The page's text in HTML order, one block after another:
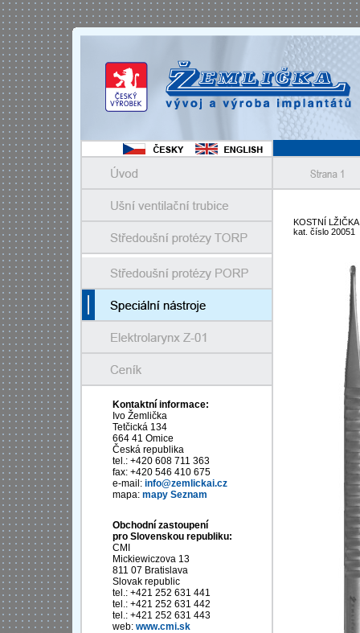
Kontaktní informace:
Ivo Žemlička
Tetčická 134
664 41 Omice
Česká republika
tel.: +420 608 711 363
fax: +420 546 410 675
e-mail: info@zemlickai.cz
mapa: mapy Seznam
Obchodní zastoupení
pro Slovenskou republiku:
CMI
Mickiewiczova 13
811 07 Bratislava
Slovak republic
tel.: +421 252 631 441
tel.: +421 252 631 442
tel.: +421 252 631 443
web: www.cmi.sk
KOSTNÍ LŽIČKA
kat. číslo 20051